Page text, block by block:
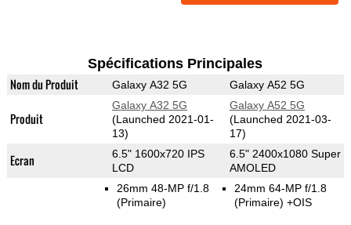
Spécifications Principales
Nom du Produit Galaxy A32 5G Galaxy A52 5G
Produit
Galaxy A32 5G
(Launched 2021-01-
13)
Galaxy A52 5G
(Launched 2021-03-
17)
Ecran
6.5" 1600x720 IPS
LCD
6.5" 2400x1080 Super
AMOLED
26mm 48-MP f/1.8
(Primaire)
24mm 64-MP f/1.8
(Primaire) +OIS